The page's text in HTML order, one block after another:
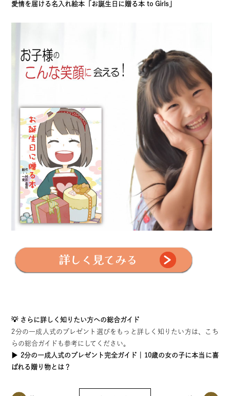
愛情を届ける名入れ絵本「お誕生日に贈る本 to Girls」
💡 さらに詳しく知りたい方への総合ガイド
2分の一成人式のプレゼント選びをもっと詳しく知りたい方は、こち
らの総合ガイドも参考にしてください。
▶︎ 2分の一成人式のプレゼント完全ガイド｜10歳の女の子に本当に喜
ばれる贈り物とは？